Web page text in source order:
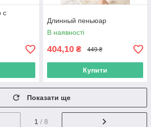
с
Длинный пеньюар
В наявності
404,10 ₴ 449 ₴
Купити
Показати ще
1 / 8